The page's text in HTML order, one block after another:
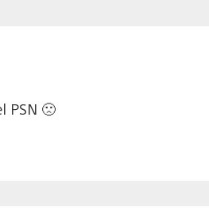
PSN 🙁